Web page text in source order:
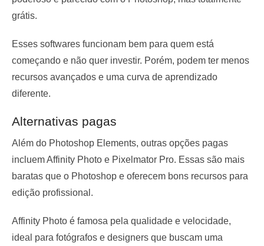
grátis.
Esses softwares funcionam bem para quem está
começando e não quer investir. Porém, podem ter menos
recursos avançados e uma curva de aprendizado
diferente.
Alternativas pagas
Além do Photoshop Elements, outras opções pagas
incluem Affinity Photo e Pixelmator Pro. Essas são mais
baratas que o Photoshop e oferecem bons recursos para
edição profissional.
Affinity Photo é famosa pela qualidade e velocidade,
ideal para fotógrafos e designers que buscam uma